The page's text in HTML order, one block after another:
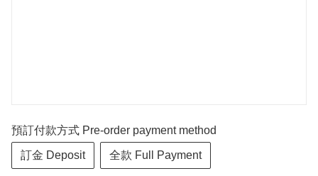
預訂付款方式 Pre-order payment method
訂金 Deposit 全款 Full Payment